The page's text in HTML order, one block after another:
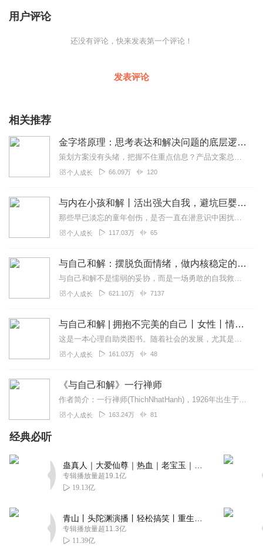
用户评论
还没有评论，快来发表第一个评论！
发表评论
相关推荐
金字塔原理：思考表达和解决问题的底层逻辑丨有效提升逻辑思考能力和结构化思维能力丨麦肯锡公司经典培训
策划方案没有头绪，把握不住重点信息？产品文案总是被否定，PPT杂乱无序，看起来像半成品？工作汇报一塌糊涂，听得领导一头雾水？跨部门沟通费时费力，相互配合成...
个人成长 66.09万 120
与内在小孩和解丨活出强大自我，避坑巨婴心态丨打破童年创伤的阴霾，重获自信勇敢的人生
那些早已淡忘的童年创伤，是否一直在潜意识中困扰你、伤害你？打破心理防御，就要直面和接纳真实的“脆弱自我”，无论如何——请无条件爱自己、接纳自己。打破“习得性无助...
个人成长 117.03万 65
与自己和解：摆脱负面情绪，做内核稳定的人｜停止内耗！心理学专家教你瞬间冷静
与自己和解不是懦弱的妥协，而是一场勇敢的自我救赎。当我们不再与自己的影子搏斗，才能转身拥抱真实的阳光。这背后是无数次深夜的自我对话，是对自身伤痕的温柔触碰，也...
个人成长 621.10万 7137
与自己和解 | 拥抱不完美的自己丨女性丨情绪心灵疗愈
这是一本心理自助类图书。随着社会的发展，尤其是物质文明的丰富和进步，我们拥有之前未有的物质享受，而与此相反，身体状况、精神状况、幸福感等却每况愈下，诸多的烦恼和...
个人成长 161.03万 48
《与自己和解》一行禅师
作者简介：一行禅师(ThichNhatHanh)，1926年出生于越南中部的广治省。16岁出家，23岁受具足戒。1962年前往美国普林斯顿大学钻研比较宗教，...
个人成长 163.24万 81
经典必听
专辑播放量超19.1亿
19.13亿
专辑播放量超11.3亿
11.39亿